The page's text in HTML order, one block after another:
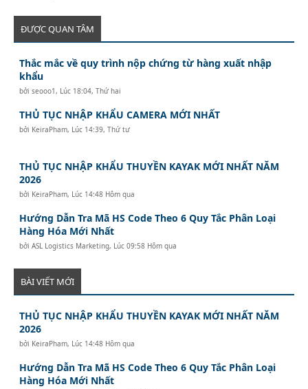
ĐƯỢC QUAN TÂM
Thắc mắc về quy trình nộp chứng từ hàng xuất nhập
khẩu
bởiseooo1 , Lúc 18:04, Thứ hai
THỦ TỤC NHẬP KHẨU CAMERA MỚI NHẤT
bởi KeiraPham, Lúc 14:39, Thứ tư
THỦ TỤC NHẬP KHẨU THUYỀN KAYAK MỚI NHẤT NĂM
2026
bởi KeiraPham, Lúc 14:48 Hôm qua
Hướng Dẫn Tra Mã HS Code Theo 6 Quy Tắc Phân Loại
Hàng Hóa Mới Nhất
bởiASL Logistics Marketing, Lúc 09:58 Hôm qua
BÀI VIẾT MỚI
THỦ TỤC NHẬP KHẨU THUYỀN KAYAK MỚI NHẤT NĂM
2026
bởi KeiraPham, Lúc 14:48 Hôm qua
Hướng Dẫn Tra Mã HS Code Theo 6 Quy Tắc Phân Loại
Hàng Hóa Mới Nhất